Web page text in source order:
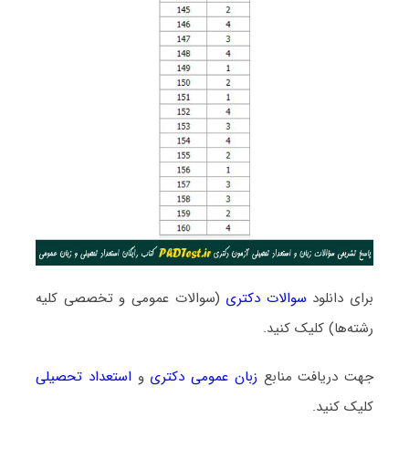
برای دانلود سوالات دکتری (سوالات عمومی و تخصصی کلیه
رشته‌ها) کلیک کنید.
جهت دریافت منابع زبان عمومی دکتری و استعداد تحصیلی
کلیک کنید.